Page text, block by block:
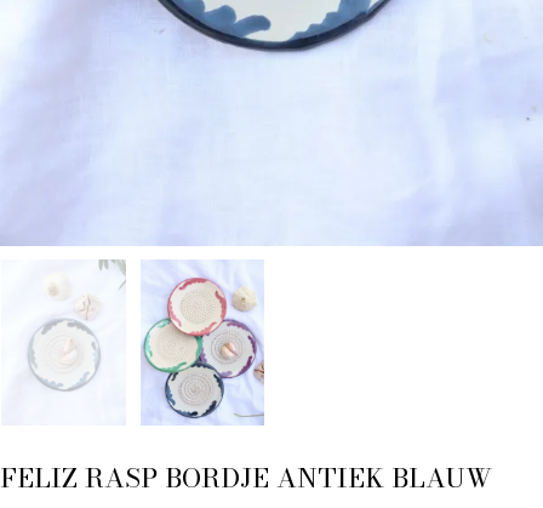
FELIZ RASP BORDJE ANTIEK BLAUW